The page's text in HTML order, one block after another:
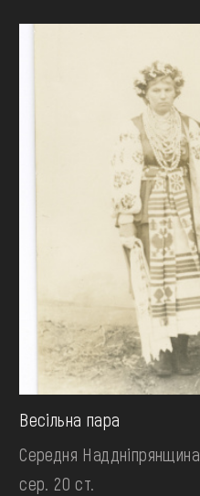
Весільна пара
Середня Наддніпрянщина
сер. 20 ст.